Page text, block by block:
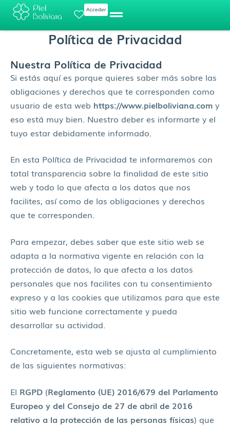
contenido
Acceder
Política de Privacidad
Nuestra Política de Privacidad
Si estás aquí es porque quieres saber más sobre las
obligaciones y derechos que te corresponden como
usuario de esta web https://www.pielboliviana.com y
eso está muy bien. Nuestro deber es informarte y el
tuyo estar debidamente informado.
En esta Política de Privacidad te informaremos con
total transparencia sobre la finalidad de este sitio
web y todo lo que afecta a los datos que nos
facilites, así como de las obligaciones y derechos
que te corresponden.
Para empezar, debes saber que este sitio web se
adapta a la normativa vigente en relación con la
protección de datos, lo que afecta a los datos
personales que nos facilites con tu consentimiento
expreso y a las cookies que utilizamos para que este
sitio web funcione correctamente y pueda
desarrollar su actividad.
Concretamente, esta web se ajusta al cumplimiento
de las siguientes normativas:
El RGPD (Reglamento (UE) 2016/679 del Parlamento
Europeo y del Consejo de 27 de abril de 2016
relativo a la protección de las personas físicas) que